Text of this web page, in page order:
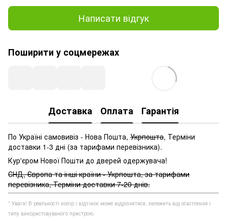
Написати відгук
Поширити у соцмережах
Доставка Оплата Гарантія
По Україні самовивіз - Нова Пошта, Укрпошта, Терміни
доставки 1-3 дні (за тарифами перевізника).
Кур'єром Нової Пошти до дверей одержувача!
СНД, Європа та інші країни - Укрпошта, за тарифами
перевізника, Терміни доставки 7-20 днів.
* Увага! В реальності колір і відтінок може відрізнятися, залежить від освітлення і
типу використовуваного пристрою.